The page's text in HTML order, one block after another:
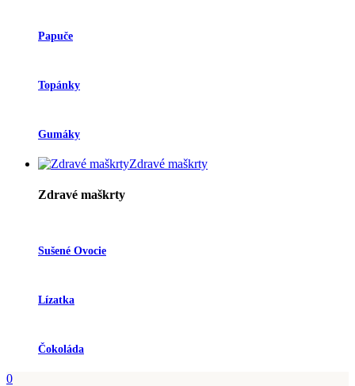
Papuče
Topánky
Gumáky
Zdravé maškrty
Zdravé maškrty
Sušené Ovocie
Lízatka
Čokoláda
0